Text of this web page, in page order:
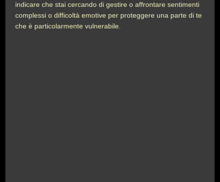
indicare che stai cercando di gestire o affrontare sentimenti
complessi o difficoltà emotive per proteggere una parte di te
che è particolarmente vulnerabile.